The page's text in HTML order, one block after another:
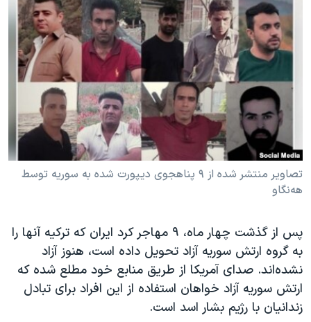
فرهنگ و زندگی
حقوق شهروندی
اقتصادی
علم و فناوری
اسرائیل در جنگ
گالری عکس
آرشیو پخش زنده
مستندها
انتخابات ریاست جمهوری آمریکا ۲۰۲۴
حمله جمهوری اسلامی به اسرائیل
رمز مهسا
ورزش زنان در ایران
اعتراضات زن، زندگی، آزادی
مجموعه مستندهای دادخواهی
تریبونال مردمی آبان ۹۸
چهل سال گروگان‌گیری
قانون شفافیت دارائی کادر رهبری ایران
اعتراضات مردمی آبان ۹۸
اسرائیل در جنگ
دنبال کنید
زبانهای مختلف
تصاویر منتشر شده از ۹ پناهجوی دیپورت شده به سوریه توسط
هه‌نگاو
پس از گذشت چهار ماە، ۹ مهاجر کرد ایران کە ترکیە آنها را
بە گروە ارتش سوریە آزاد تحویل دادە است،‌ هنوز آزاد
نشدەاند. صدای آمریکا از طریق منابع خود مطلع شدە کە
ارتش سوریە آزاد خواهان استفادە از این افراد برای تبادل
زندانیان با رژیم بشار اسد است.